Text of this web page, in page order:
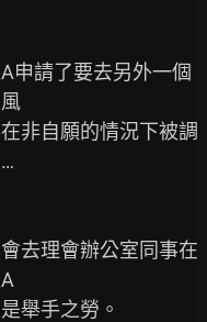
申請了要去另外一個
非自願的情況下被調
去理會辦公室同事在
舉手之勞。